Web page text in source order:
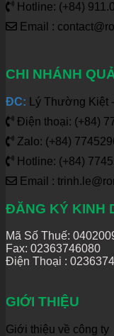
Hotline: (+84)
Email :
CHI NHÁNH
ĐC: Lý Thường Kiệt
Điện thoại: (+84)
Zalo: (+84)
Hotline: (+84)
Email :
ĐĂNG KÝ KINH
Mã Số Thuế:
Fax: 02363746080
Điện Thoại :
GIỚI THIỆU
Giới thiệu về công ty